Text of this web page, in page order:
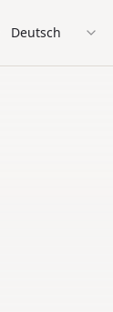
Deutsch